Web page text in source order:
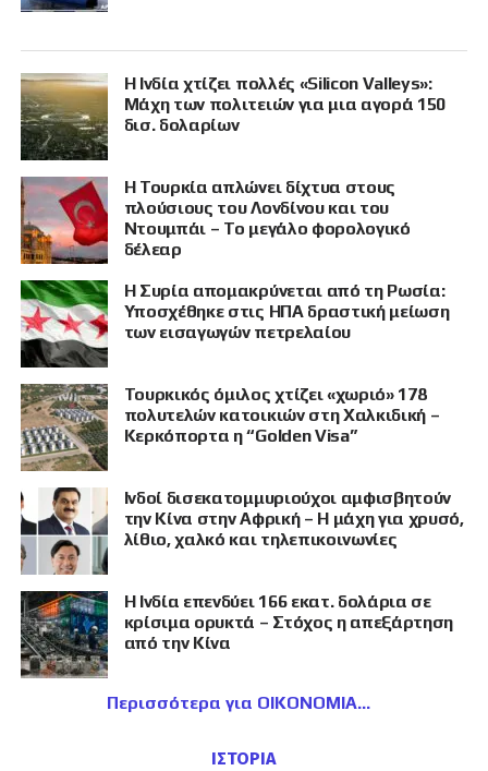
Η Ινδία χτίζει πολλές «Silicon Valleys»:
Μάχη των πολιτειών για μια αγορά 150
δισ. δολαρίων
Η Τουρκία απλώνει δίχτυα στους
πλούσιους του Λονδίνου και του
Ντουμπάι – Το μεγάλο φορολογικό
δέλεαρ
Η Συρία απομακρύνεται από τη Ρωσία:
Υποσχέθηκε στις ΗΠΑ δραστική μείωση
των εισαγωγών πετρελαίου
Τουρκικός όμιλος χτίζει «χωριό» 178
πολυτελών κατοικιών στη Χαλκιδική –
Κερκόπορτα η “Golden Visa”
Ινδοί δισεκατομμυριούχοι αμφισβητούν
την Κίνα στην Αφρική – Η μάχη για χρυσό,
λίθιο, χαλκό και τηλεπικοινωνίες
Η Ινδία επενδύει 166 εκατ. δολάρια σε
κρίσιμα ορυκτά – Στόχος η απεξάρτηση
από την Κίνα
Περισσότερα για ΟΙΚΟΝΟΜΙΑ
ΙΣΤΟΡΙΑ